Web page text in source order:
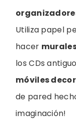
Utiliza papel
hacer
los CDs
móviles
de pared
imaginación!